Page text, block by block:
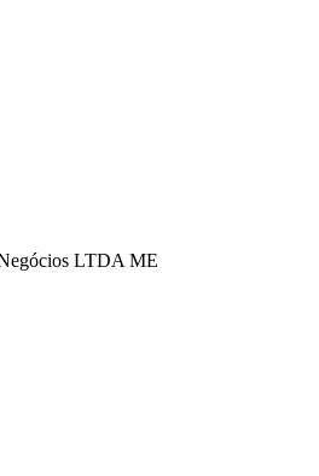
LTDA ME